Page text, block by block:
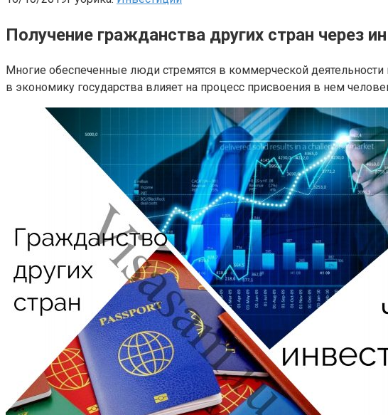
Получение гражданства других стран через
Многие обеспеченные люди стремятся в коммерческой
в экономику государства влияет на процесс присвоения в нем